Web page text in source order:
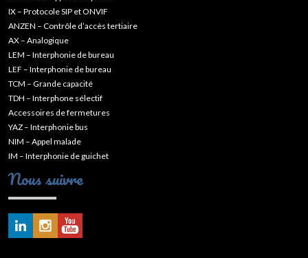
IX – Protocole SIP et ONVIF
ANZEN – Contrôle d’accès tertiaire
AX – Analogique
LEM – Interphonie de bureau
LEF – Interphonie de bureau
TCM – Grande capacité
TDH – Interphone sélectif
Accessoires de fermetures
YAZ – Interphonie bus
NIM – Appel malade
IM – Interphonie de guichet
Nous suivre